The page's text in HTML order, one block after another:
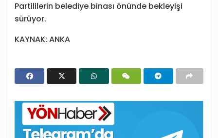
Partililerin belediye binası önünde bekleyişi
sürüyor.
KAYNAK: ANKA